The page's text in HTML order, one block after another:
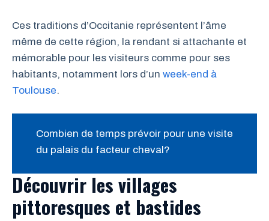
Ces traditions d’Occitanie représentent l’âme
même de cette région, la rendant si attachante et
mémorable pour les visiteurs comme pour ses
habitants, notamment lors d’un week-end à
Toulouse.
Combien de temps prévoir pour une visite
du palais du facteur cheval?
Découvrir les villages
pittoresques et bastides